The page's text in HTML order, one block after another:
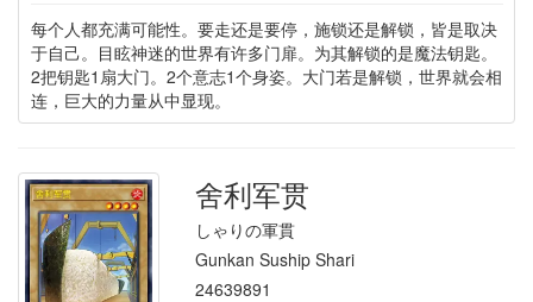
每个人都充满可能性。要走还是要停，施锁还是解锁，皆是取决
于自己。目眩神迷的世界有许多门扉。为其解锁的是魔法钥匙。
2把钥匙1扇大门。2个意志1个身姿。大门若是解锁，世界就会相
连，巨大的力量从中显现。
舍利军贯
しゃりの軍貫
Gunkan Suship Shari
24639891